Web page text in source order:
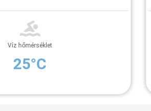
Víz hőmérséklet
25°C